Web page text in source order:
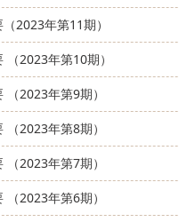
2023年第11期）
2023年第10期）
2023年第9期）
2023年第8期）
2023年第7期）
2023年第6期）